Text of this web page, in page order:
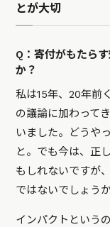
とが大切
Q：寄付がもたら
か？
私は15年、20年前
の議論に加わって
いました。どうや
と。でも今は、正
もしれないですが
ではないでしょうか
インパクトという